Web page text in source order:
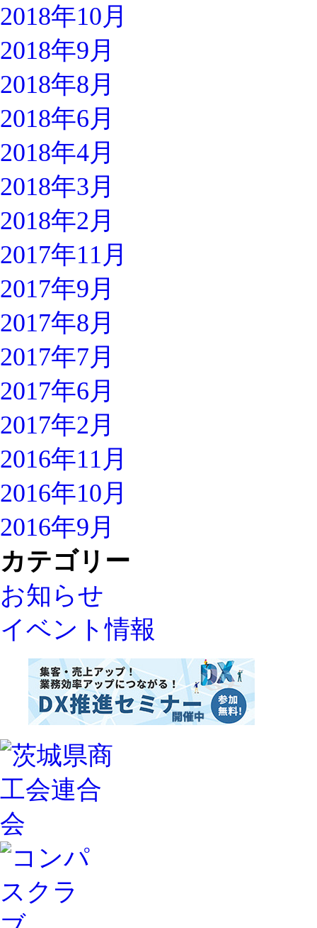
2018年10月
2018年9月
2018年8月
2018年6月
2018年4月
2018年3月
2018年2月
2017年11月
2017年9月
2017年8月
2017年7月
2017年6月
2017年2月
2016年11月
2016年10月
2016年9月
カテゴリー
お知らせ
イベント情報